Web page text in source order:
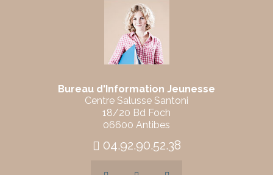
Bureau d'Information Jeunesse
Centre Salusse Santoni
18/20 Bd Foch
06600 Antibes
04.92.90.52.38